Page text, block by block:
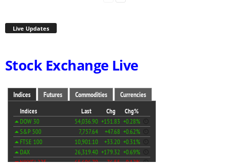
Live Updates
Stock Exchange Live